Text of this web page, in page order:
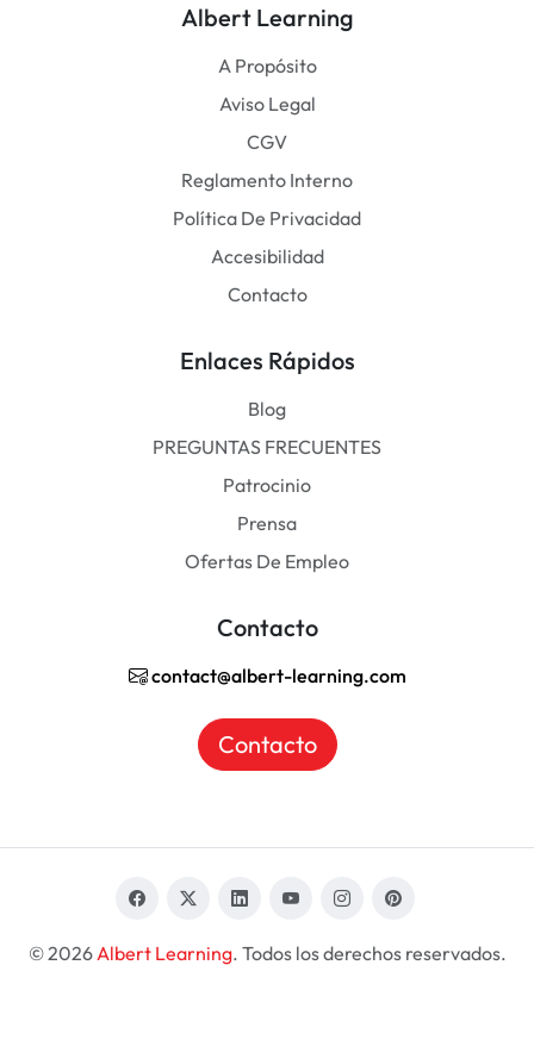
Albert Learning
A Propósito
Aviso Legal
CGV
Reglamento Interno
Política De Privacidad
Accesibilidad
Contacto
Enlaces Rápidos
Blog
PREGUNTAS FRECUENTES
Patrocinio
Prensa
Ofertas De Empleo
Contacto
contact@albert-learning.com
Contacto
© 2026 Albert Learning. Todos los derechos reservados.